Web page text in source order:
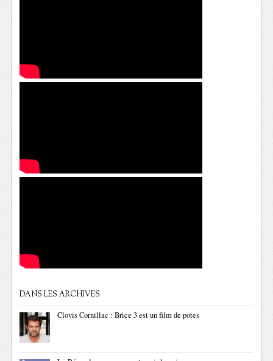
DANS LES ARCHIVES
Clovis Cornillac : Brice 3 est un film de potes